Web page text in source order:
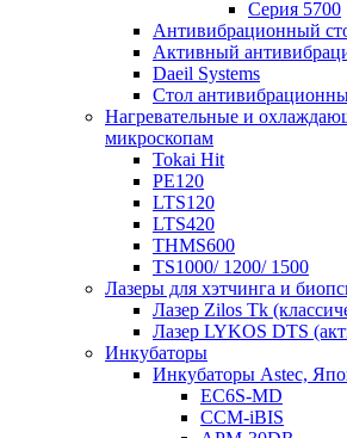
Серия 5700
Антивибрационный
Активный
Daeil Systems
Стол
Нагревательные и
микроскопам
Tokai Hit
PE120
LTS120
LTS420
THMS600
TS1000/ 1200/ 1500
Лазеры для хэтчинга и
Лазер Zilos Tk
Лазер LYKOS DTS
Инкубаторы
Инкубаторы Astec,
EC6S-MD
CCM-iBIS